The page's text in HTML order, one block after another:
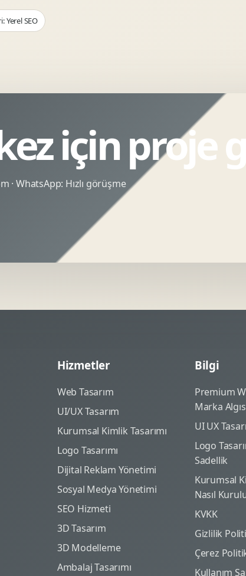
Yerel SEO
için proje
· WhatsApp: Hızlı görüşme
Hizmetler
Web Tasarım
UI/UX Tasarım
Kurumsal Kimlik Tasarımı
Logo Tasarımı
Dijital Reklam Yönetimi
Sosyal Medya Yönetimi
SEO Hizmeti
3D Tasarım
3D Modelleme
Ambalaj Tasarımı
Bilgi
Premium
Marka
UI UX
Logo
Sadellik
Kurumsal
Nasıl
KVKK
Gizlilik
Çerez
Kullanım